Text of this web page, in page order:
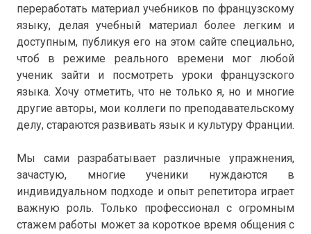
переработать материал учебников по французскому
языку, делая учебный материал более легким и
доступным, публикуя его на этом сайте специально,
чтоб в режиме реального времени мог любой
ученик зайти и посмотреть уроки французского
языка. Хочу отметить, что не только я, но и многие
другие авторы, мои коллеги по преподавательскому
делу, стараются развивать язык и культуру Франции.
Мы сами разрабатывает различные упражнения,
зачастую, многие ученики нуждаются в
индивидуальном подходе и опыт репетитора играет
важную роль. Только профессионал с огромным
стажем работы может за короткое время общения с